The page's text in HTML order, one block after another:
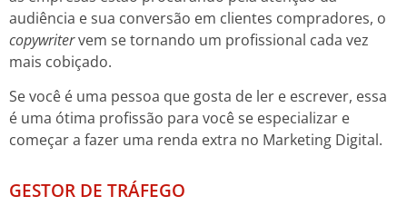
audiência e sua conversão em clientes compradores, o
copywritervem se tornando um profissional cada vez
mais cobiçado.
Se você é uma pessoa que gosta de ler e escrever, essa
é uma ótima profissão para você se especializar e
começar a fazer uma renda extra no Marketing Digital.
GESTOR DE TRÁFEGO